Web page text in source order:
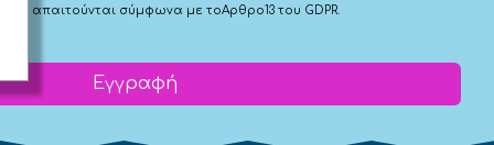
που απαιτούνται σύμφωνα με τοΑρθρο13 του GDPR.
Εγγραφή